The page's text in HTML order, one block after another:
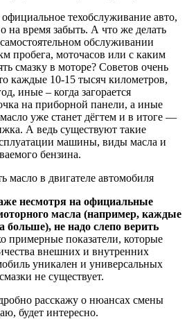
техобслуживание авто,
на время забыть. А что же делать
обслуживании
пробега, моточасов или с каким
смазку в моторе? Советов очень
каждые 10-15 тысяч километров,
иные – когда загорается
на приборной панели, а иные
уже станет дёгтем и в итоге —
А ведь существуют такие
машины, виды масла и
бензина.
несмотря на официальные
масла (например, каждые
больше), не надо слепо верить
примерные показатели, которые
внешних и внутренних
уникален и универсальных
не существует.
расскажу о нюансах смены
будет интересно.